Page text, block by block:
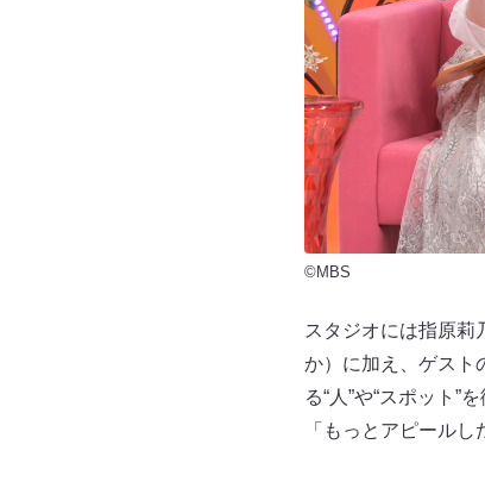
©MBS
スタジオには指原莉
か）に加え、ゲスト
る“人”や“スポット”
「もっとアピール